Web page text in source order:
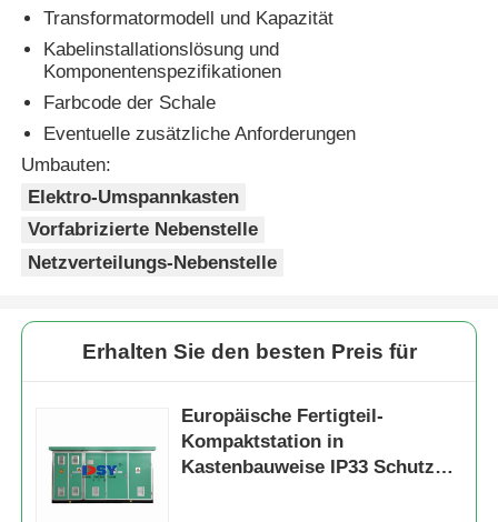
Transformatormodell und Kapazität
Kabelinstallationslösung und
Komponentenspezifikationen
Farbcode der Schale
Eventuelle zusätzliche Anforderungen
Umbauten:
Elektro-Umspannkasten
Vorfabrizierte Nebenstelle
Netzverteilungs-Nebenstelle
Erhalten Sie den besten Preis für
Europäische Fertigteil-
Kompaktstation in
Kastenbauweise IP33 Schutz